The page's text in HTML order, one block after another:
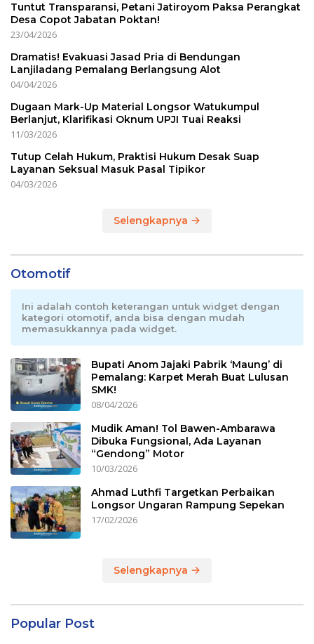
Tuntut Transparansi, Petani Jatiroyom Paksa Perangkat
Desa Copot Jabatan Poktan!
23/04/2026
Dramatis! Evakuasi Jasad Pria di Bendungan
Lanjiladang Pemalang Berlangsung Alot
04/04/2026
Dugaan Mark-Up Material Longsor Watukumpul
Berlanjut, Klarifikasi Oknum UPJI Tuai Reaksi
11/03/2026
Tutup Celah Hukum, Praktisi Hukum Desak Suap
Layanan Seksual Masuk Pasal Tipikor
04/03/2026
Selengkapnya
Otomotif
Ini adalah contoh keterangan untuk widget dengan
kategori otomotif, anda bisa dengan mudah
memasukkannya pada widget.
Bupati Anom Jajaki Pabrik ‘Maung’ di
Pemalang: Karpet Merah Buat Lulusan
SMK!
08/04/2026
Mudik Aman! Tol Bawen-Ambarawa
Dibuka Fungsional, Ada Layanan
“Gendong” Motor
10/03/2026
Ahmad Luthfi Targetkan Perbaikan
Longsor Ungaran Rampung Sepekan
17/02/2026
Selengkapnya
Popular Post